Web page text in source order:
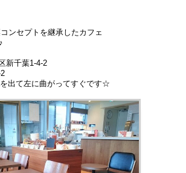
ンセプトを継承したカフェ
新千葉1-4-2
出て左に曲がってすぐです☆